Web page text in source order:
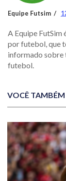
Equipe Futsim
A Equipe FutSim
por futebol, que
informado sobre
futebol.
VOCÊ